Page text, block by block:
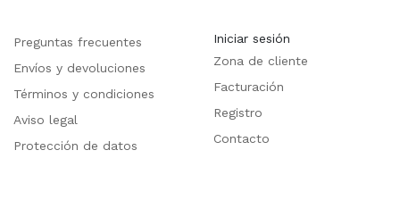
Preguntas frecuentes
Envíos y devoluciones
Términos y condiciones
Aviso legal
Protección de datos
Iniciar sesión
Zona de cliente
Facturación
Registro
Contacto